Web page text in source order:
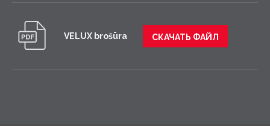
VELUX brošūra СКАЧАТЬ ФАЙЛ